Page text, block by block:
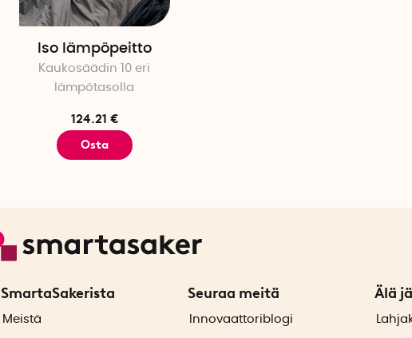
Iso lämpöpeitto
Kaukosäädin 10 eri
lämpötasolla
124.21 €
Osta
SmartaSakerista
Meistä
Seuraa meitä
Innovaattoriblogi
Älä